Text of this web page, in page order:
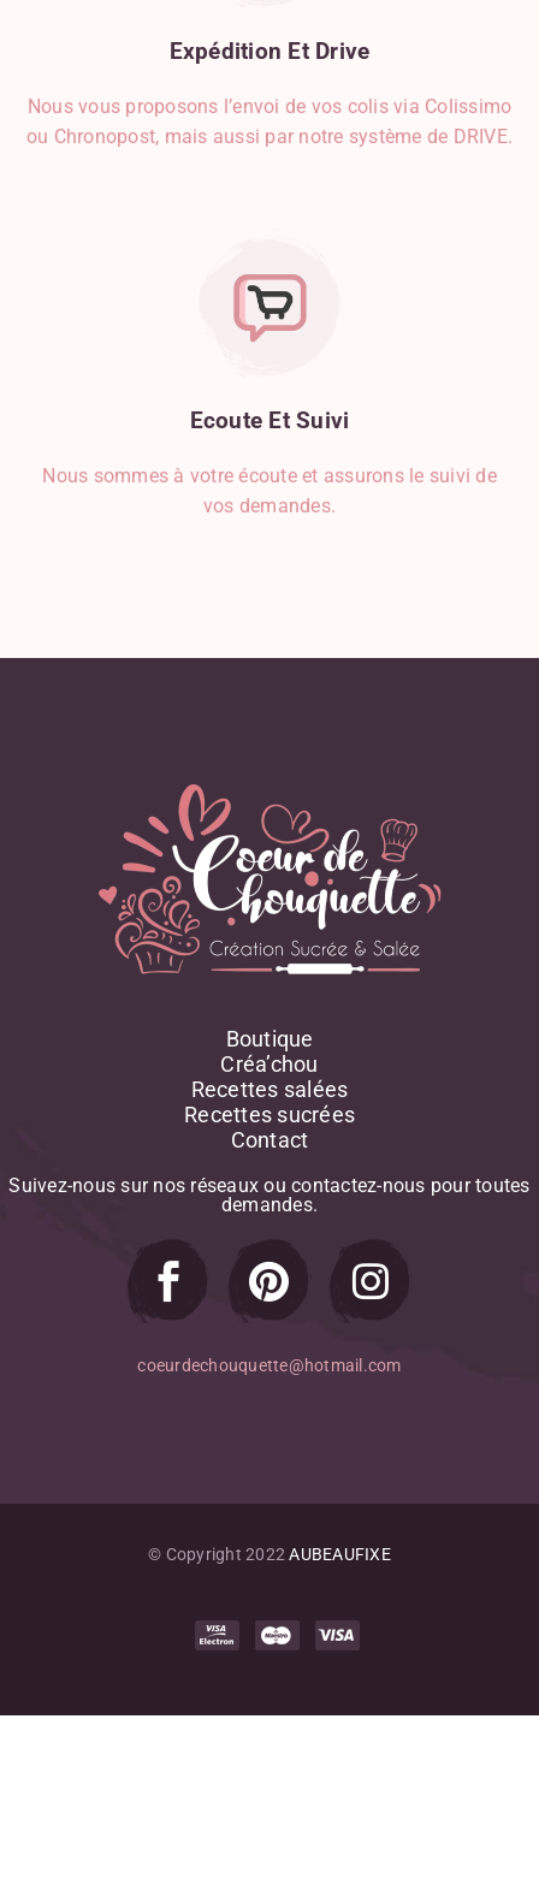
Expédition Et Drive
Nous vous proposons l’envoi de vos colis via Colissimo
ou Chronopost, mais aussi par notre système de DRIVE.
Ecoute Et Suivi
Nous sommes à votre écoute et assurons le suivi de
vos demandes.
Boutique
Créa’chou
Recettes salées
Recettes sucrées
Contact
Suivez-nous sur nos réseaux ou contactez-nous pour toutes
demandes.
coeurdechouquette@hotmail.com
© Copyright 2022 AUBEAUFIXE